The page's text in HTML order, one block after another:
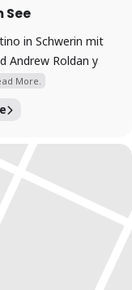
See
in Schwerin mit
Andrew Roldan y
More.